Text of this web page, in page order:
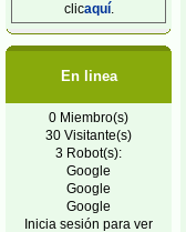
clicaquí.
En linea
0 Miembro(s)
30 Visitante(s)
3 Robot(s):
Google
Google
Google
Inicia sesión para ver